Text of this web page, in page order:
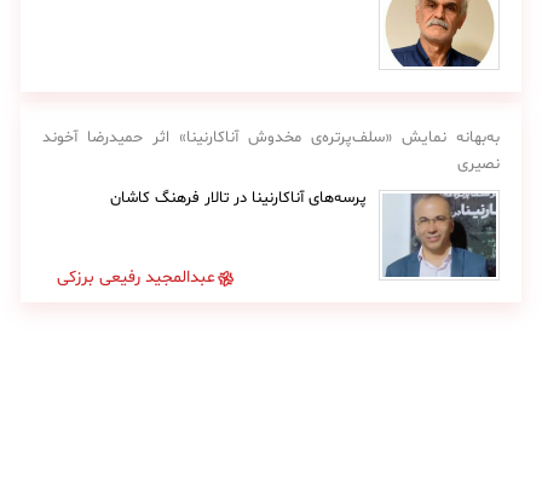
به‌بهانه نمایش «سلف‌پرتره‌ی مخدوش آناکارنینا» اثر حمیدرضا آخوند
نصیری
پرسه‌های آناکارنینا در تالار فرهنگ کاشان
عبدالمجید رفیعی برزکی